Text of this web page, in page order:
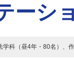
ーシ
学科（昼4年・80名）、